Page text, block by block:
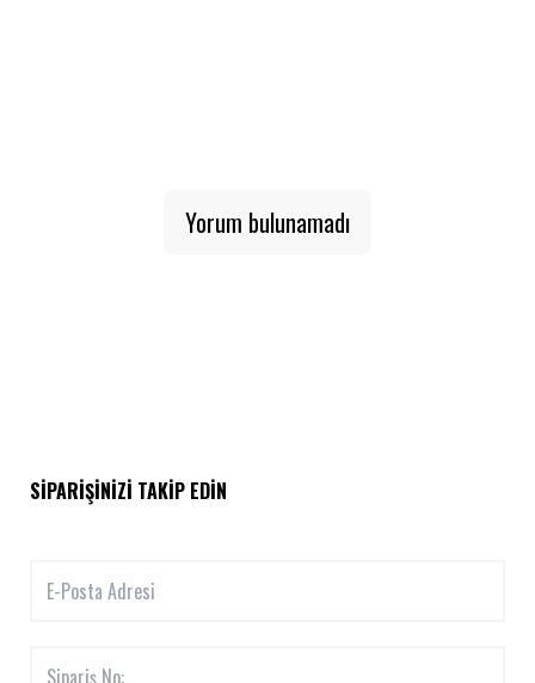
Yorum bulunamadı
SIPARIŞINIZI TAKIP EDIN